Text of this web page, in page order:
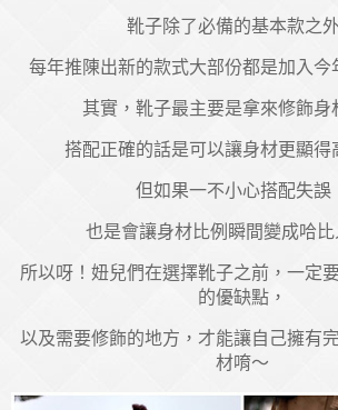
靴子除了必備的基本款之外
每年推陳出新的款式大部份都是加入今
其實，靴子最主要是拿來修飾身
搭配正確的話是可以讓身材更顯得
但如果一不小心搭配失誤
也是會讓身材比例瞬間變成哈比
所以呀！妞兒們在選擇靴子之前，一定
的優缺點，
以及需要修飾的地方，才能讓自己擁有
材唷～